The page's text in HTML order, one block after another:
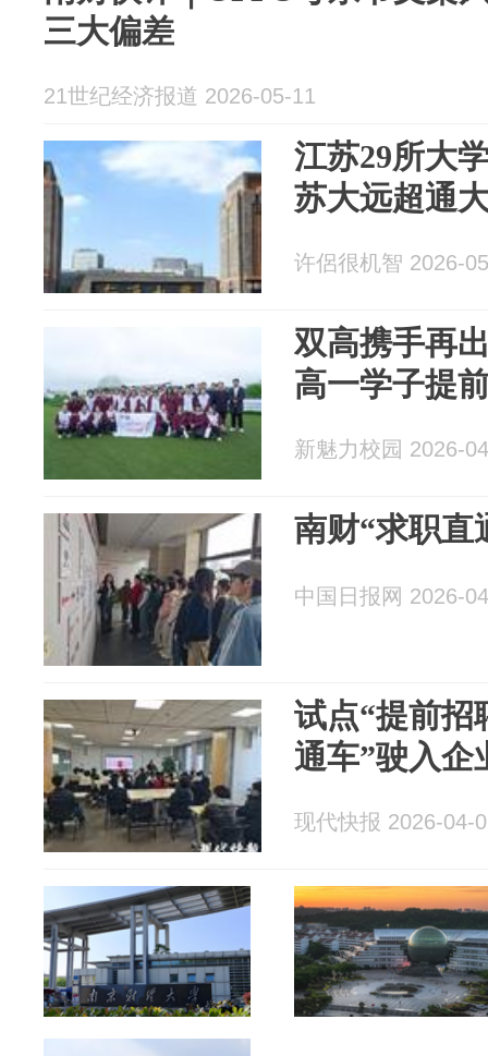
三大偏差
21世纪经济报道 2026-05-11
江苏29所大
苏大远超通
许侶很机智 2026-
双高携手再
高一学子提
新魅力校园 2026-
南财“求职直
中国日报网 2026-
试点“提前招
通车”驶入企
现代快报 2026-04-